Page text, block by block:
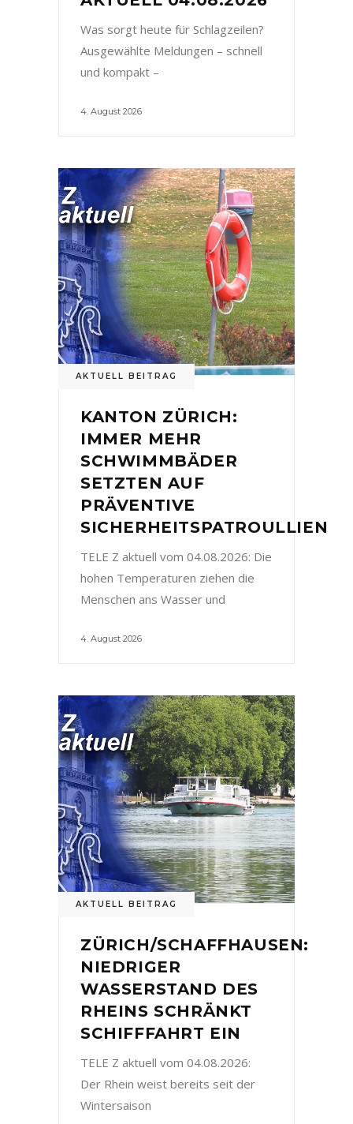
Was sorgt heute für Schlagzeilen?
Ausgewählte Meldungen – schnell
und kompakt –
4. August 2026
AKTUELL BEITRAG
KANTON ZÜRICH:
IMMER MEHR
SCHWIMMBÄDER
SETZTEN AUF
PRÄVENTIVE
SICHERHEITSPATROULLIEN
TELE Z aktuell vom 04.08.2026: Die
hohen Temperaturen ziehen die
Menschen ans Wasser und
4. August 2026
AKTUELL BEITRAG
ZÜRICH/SCHAFFHAUSEN:
NIEDRIGER
WASSERSTAND DES
RHEINS SCHRÄNKT
SCHIFFFAHRT EIN
TELE Z aktuell vom 04.08.2026:
Der Rhein weist bereits seit der
Wintersaison